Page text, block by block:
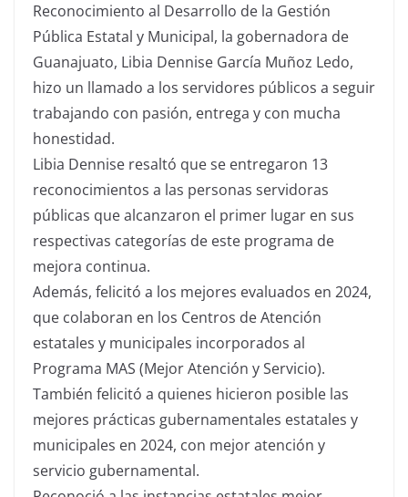
Reconocimiento al Desarrollo de la Gestión
Pública Estatal y Municipal, la gobernadora de
Guanajuato, Libia Dennise García Muñoz Ledo,
hizo un llamado a los servidores públicos a seguir
trabajando con pasión, entrega y con mucha
honestidad.
Libia Dennise resaltó que se entregaron 13
reconocimientos a las personas servidoras
públicas que alcanzaron el primer lugar en sus
respectivas categorías de este programa de
mejora continua.
Además, felicitó a los mejores evaluados en 2024,
que colaboran en los Centros de Atención
estatales y municipales incorporados al
Programa MAS (Mejor Atención y Servicio).
También felicitó a quienes hicieron posible las
mejores prácticas gubernamentales estatales y
municipales en 2024, con mejor atención y
servicio gubernamental.